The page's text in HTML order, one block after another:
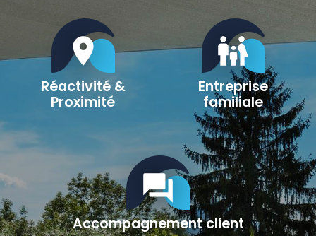
location_on
Réactivité &
Proximité
family_restroom
Entreprise
familiale
question_answer
Accompagnement client